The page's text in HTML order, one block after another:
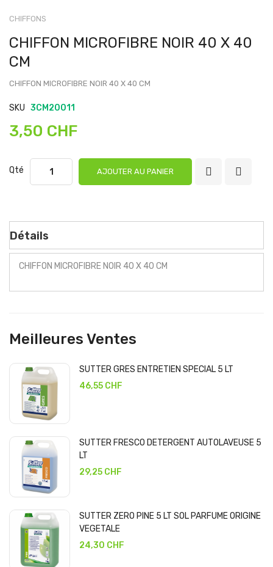
CHIFFONS
CHIFFON MICROFIBRE NOIR 40 X 40
CM
CHIFFON MICROFIBRE NOIR 40 X 40 CM
SKU 3CM20011
3,50 CHF
Qté AJOUTER AU PANIER
Détails
CHIFFON MICROFIBRE NOIR 40 X 40 CM
Meilleures Ventes
SUTTER GRES ENTRETIEN SPECIAL 5 LT
46,55 CHF
SUTTER FRESCO DETERGENT AUTOLAVEUSE 5
LT
29,25 CHF
SUTTER ZERO PINE 5 LT SOL PARFUME ORIGINE
VEGETALE
24,30 CHF